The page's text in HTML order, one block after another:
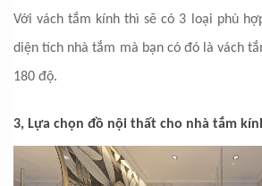
Với vách tắm kính thì sẽ có 3 loại phù
diện tích nhà tắm mà bạn có đó là vách
180 độ.
3, Lựa chọn đồ nội thất cho nhà tắm